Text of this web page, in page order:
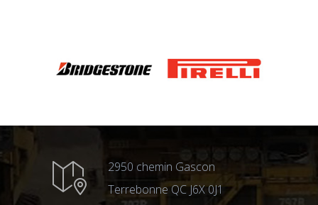
2950 chemin Gascon
Terrebonne QC J6X 0J1